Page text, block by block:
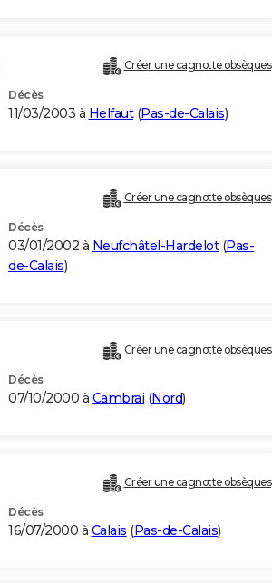
Créer une cagnotte obsèques
Décès
11/03/2003 à Helfaut(Pas-de-Calais)
Créer une cagnotte obsèques
Décès
03/01/2002 à Neufchâtel-Hardelot(Pas-
de-Calais)
Créer une cagnotte obsèques
Décès
07/10/2000 à Cambrai (Nord)
Créer une cagnotte obsèques
Décès
16/07/2000 à Calais (Pas-de-Calais)